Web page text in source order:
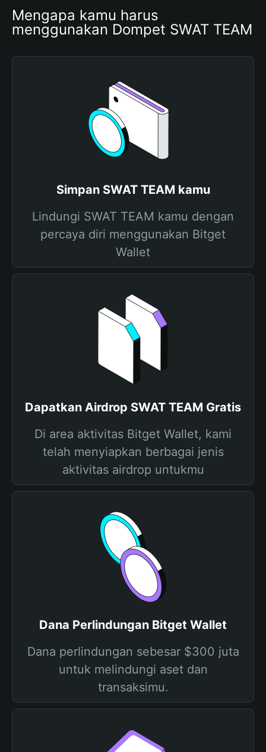
Mengapa kamu harus
menggunakan Dompet SWAT TEAM
Simpan SWAT TEAM kamu
Lindungi SWAT TEAM kamu dengan
percaya diri menggunakan Bitget
Wallet
Dapatkan Airdrop SWAT TEAM Gratis
Di area aktivitas Bitget Wallet, kami
telah menyiapkan berbagai jenis
aktivitas airdrop untukmu
Dana Perlindungan Bitget Wallet
Dana perlindungan sebesar $300 juta
untuk melindungi aset dan
transaksimu.